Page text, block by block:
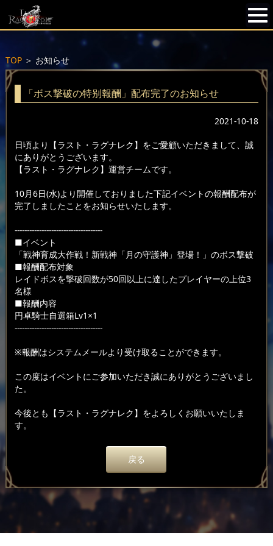
TOP＞ お知らせ
「ボス撃破の特别報酬」配布完了のお知らせ
2021-10-18
日頃より【ラスト・ラグナレク】をご愛顧いただきまして、誠
にありがとうございます。
【ラスト・ラグナレク】運営チームです。
10月6日(水)より開催しておりました下記イベントの報酬配布が
完了しましたことをお知らせいたします。
------------------------------------
■イベント
「戦神育成大作戦！新戦神「月の守護神」登場！」のボス撃破
■報酬配布対象
レイドボスを撃破回数が50回以上に達したプレイヤーの上位3
名様
■報酬内容
円卓騎士自選箱Lv1×1
------------------------------------
※報酬はシステムメールより受け取ることができます。
この度はイベントにご参加いただき誠にありがとうございまし
た。
今後とも【ラスト・ラグナレク】をよろしくお願いいたしま
す。
戻る